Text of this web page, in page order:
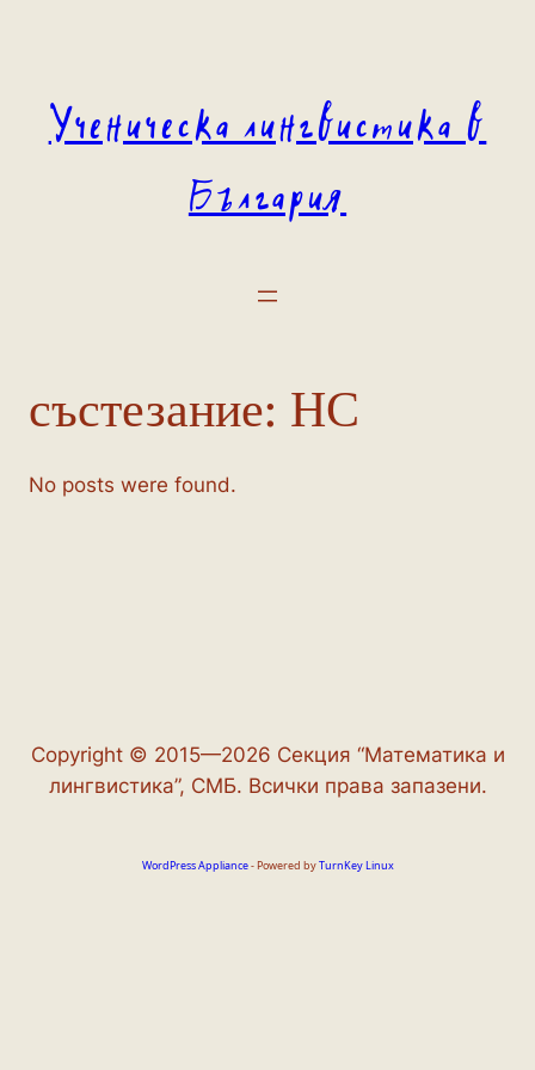
Ученическа лингвистика в
България
състезание: НС
No posts were found.
Copyright © 2015—2026 Секция “Математика и
лингвистика”, СМБ. Всички права запазени.
WordPress Appliance- Powered byTurnKey Linux